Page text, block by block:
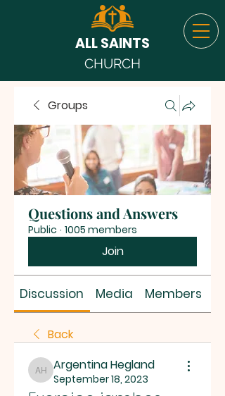
ALL SAINTS
CHURCH
Groups
Questions and Answers
Public · 1005 members
Join
Discussion Media Members
Back
Argentina Hegland
Argentina Hegland
September 18, 2023